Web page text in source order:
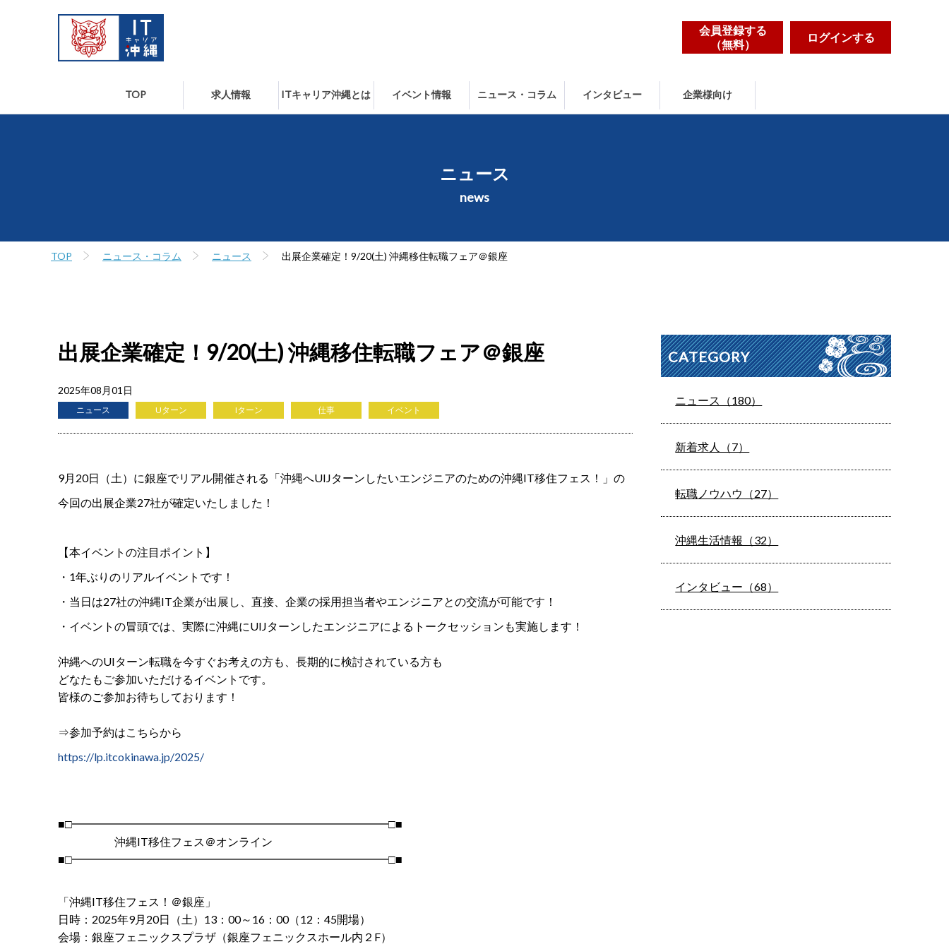
会員登録する
（無料）
ログインする
TOP 求人情報 ITキャリア沖縄とは イベント情報 ニュース・コラム インタビュー 企業様向け
ニュース
news
TOP ニュース・コラム ニュース 出展企業確定！9/20(土) 沖縄移住転職フェア＠銀座
出展企業確定！9/20(土) 沖縄移住転職フェア＠銀座
2025年08月01日
ニュース Uターン Iターン 仕事 イベント
9月20日（土）に銀座でリアル開催される「沖縄へUIJターンしたいエンジニアのための沖縄IT移住フェス！」の
今回の出展企業27社が確定いたしました！
【本イベントの注目ポイント】
・1年ぶりのリアルイベントです！
・当日は27社の沖縄IT企業が出展し、直接、企業の採用担当者やエンジニアとの交流が可能です！
・イベントの冒頭では、実際に沖縄にUIJターンしたエンジニアによるトークセッションも実施します！
沖縄へのUIターン転職を今すぐお考えの方も、長期的に検討されている方も
どなたもご参加いただけるイベントです。
皆様のご参加お待ちしております！
⇒参加予約はこちらから
https://lp.itcokinawa.jp/2025/
■□━━━━━━━━━━━━━━━━━━━━━━━━━━━━□■
沖縄IT移住フェス＠オンライン
■□━━━━━━━━━━━━━━━━━━━━━━━━━━━━□■
「沖縄IT移住フェス！＠銀座」
日時：2025年9月20日（土）13：00～16：00（12：45開場）
会場：銀座フェニックスプラザ（銀座フェニックスホール内２F）
CATEGORY
ニュース（180）
新着求人（7）
転職ノウハウ（27）
沖縄生活情報（32）
インタビュー（68）